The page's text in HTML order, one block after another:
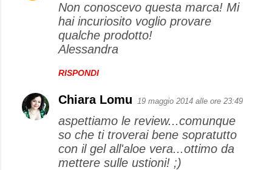
Non conoscevo questa marca! Mi
hai incuriosito voglio provare
qualche prodotto!
Alessandra
RISPONDI
Chiara Lomu 19 maggio 2014 alle ore 23:49
aspettiamo le review...comunque
so che ti troverai bene sopratutto
con il gel all'aloe vera...ottimo da
mettere sulle ustioni! ;)